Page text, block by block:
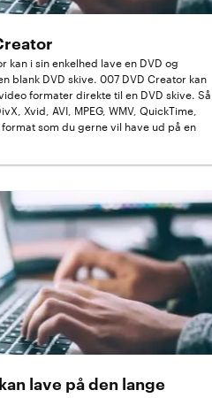
kan i sin enkelhed lave en DVD og
blank DVD skive. 007 DVD Creator kan
formater direkte til en DVD skive. Så
Xvid, AVI, MPEG, WMV, QuickTime,
som du gerne vil have ud på en
lave på den lange